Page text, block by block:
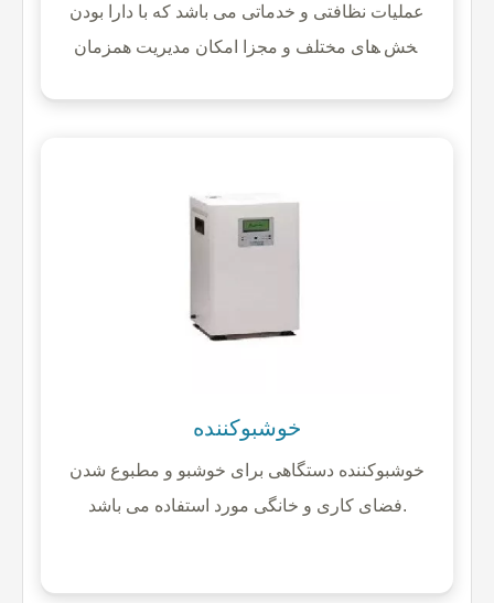
عملیات نظافتی و خدماتی می باشد که با دارا بودن
بخش های مختلف و مجزا امکان مدیریت همزمان
خوشبوکننده
خوشبوکننده دستگاهی برای خوشبو و مطبوع شدن
فضای کاری و خانگی مورد استفاده می باشد.